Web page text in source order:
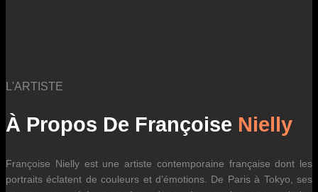
L'ARTISTE
À Propos De Françoise Nielly
Françoise Nielly est une artiste contemporaine française dont les
portraits éclatent de couleurs et d’émotions. De Paris à Tokyo, ses